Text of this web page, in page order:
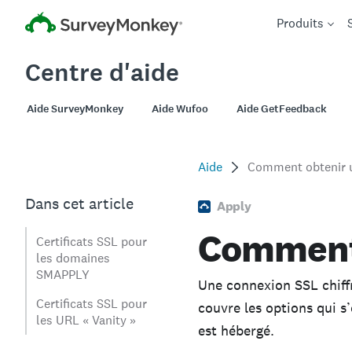
Produits
Centre d'aide
Aide SurveyMonkey Aide Wufoo Aide GetFeedback
Dans cet article
Certificats SSL pour
les domaines
SMAPPLY
Certificats SSL pour
les URL « Vanity »
Aide Comment obtenir
Apply
Une connexion SSL
couvre les options qui
est hébergé.